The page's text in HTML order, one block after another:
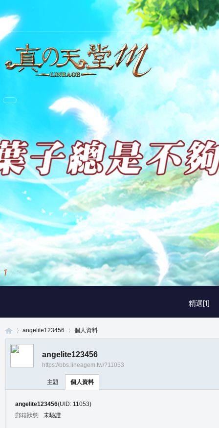
精選[1]
1 / 3
angelite123456 個人資料
angelite123456
https://bbs.lineagem.tw/?11053
主題 個人資料
angelite123456(UID: 11053)
郵箱狀態
未驗證